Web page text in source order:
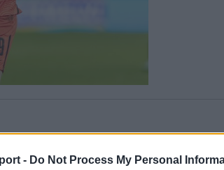
- Do Not Process My Personal